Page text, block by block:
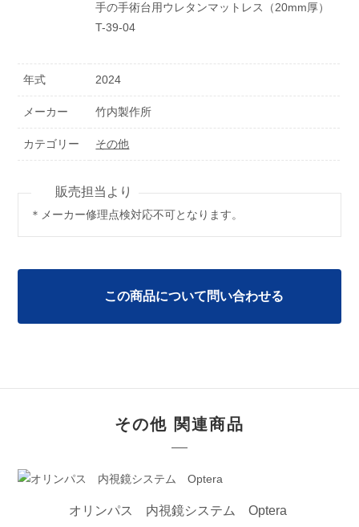
手の手術台用ウレタンマットレス（20mm厚）
T-39-04
年式 2024
メーカー 竹内製作所
カテゴリー その他
＊メーカー修理点検対応不可となります。
この商品について問い合わせる
その他 関連商品
オリンパス 内視鏡システム Optera